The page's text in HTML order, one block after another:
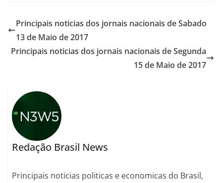
Principais noticias dos jornais nacionais de Sabado
13 de Maio de 2017
Principais noticias dos jornais nacionais de Segunda
15 de Maio de 2017
Redação Brasil News
Principais noticias politicas e economicas do Brasil,